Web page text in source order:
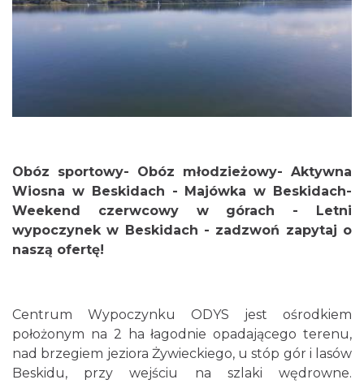
Obóz sportowy- Obóz młodzieżowy- Aktywna
Wiosna w Beskidach - Majówka w Beskidach-
Weekend czerwcowy w górach - Letni
wypoczynek w Beskidach - zadzwoń zapytaj o
naszą ofertę!
Centrum Wypoczynku ODYS jest ośrodkiem
położonym na 2 ha łagodnie opadającego terenu,
nad brzegiem jeziora Żywieckiego, u stóp gór i lasów
Beskidu, przy wejściu na szlaki wędrowne.